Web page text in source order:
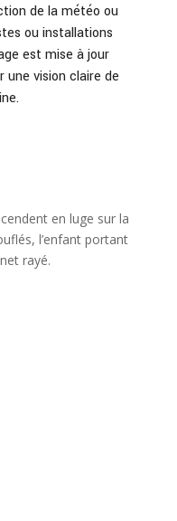
de la météo ou
ou installations
est mise à jour
une vision claire de